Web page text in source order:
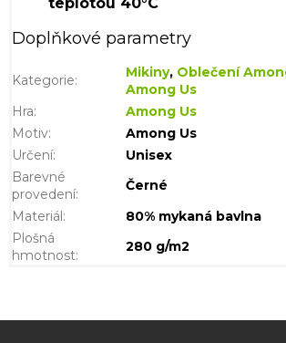
Doplňkové parametry
Kategorie: Mikiny, Oblečení
Among Us
Hra:
Among Us
Motiv:
Among Us
Určení:
Unisex
Barevné
provedení:
Černé
Materiál:
80% mykaná bavlna
Plošná
hmotnost:
280 g/m2